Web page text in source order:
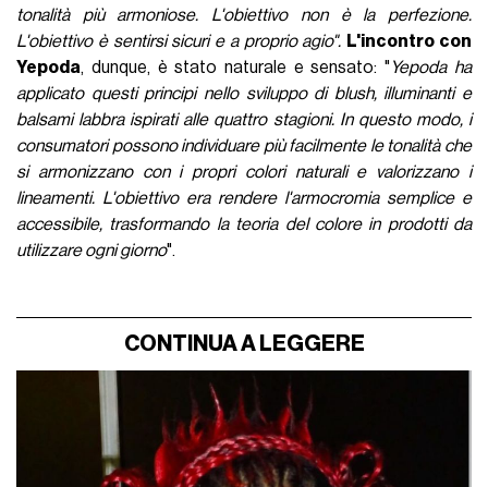
tonalità più armoniose. L'obiettivo non è la perfezione.
L'obiettivo è sentirsi sicuri e a proprio agio". L'incontro con
Yepoda, dunque, è stato naturale e sensato: " Yepoda ha
applicato questi principi nello sviluppo di blush, illuminanti e
balsami labbra ispirati alle quattro stagioni. In questo modo, i
consumatori possono individuare più facilmente le tonalità che
si armonizzano con i propri colori naturali e valorizzano i
lineamenti. L'obiettivo era rendere l'armocromia semplice e
accessibile, trasformando la teoria del colore in prodotti da
utilizzare ogni giorno".
CONTINUA A LEGGERE